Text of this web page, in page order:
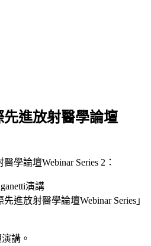
先進放射醫學論壇
學論壇Webinar Series 2：
演講
進放射醫學論壇Webinar Series」
講。